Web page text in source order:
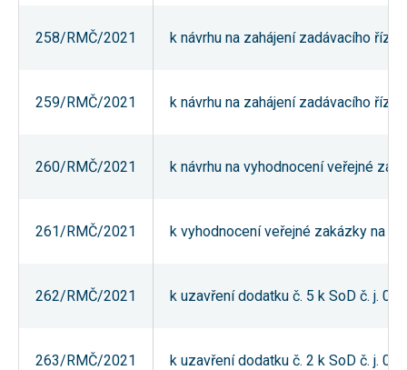
258/RMČ/2021 k návrhu na zahájení zadávacího
259/RMČ/2021 k návrhu na zahájení zadávacího
260/RMČ/2021 k návrhu na vyhodnocení veřejné
261/RMČ/2021 k vyhodnocení veřejné zakázky na
262/RMČ/2021 k uzavření dodatku č. 5 k SoD č. j.
263/RMČ/2021 k uzavření dodatku č. 2 k SoD č. j.
a reklam